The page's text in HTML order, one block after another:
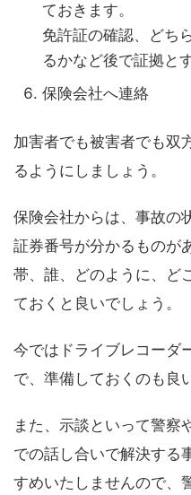
ておきます。
免許証の確認、どち
るかなど後で証拠と
保険会社へ連絡
加害者でも被害者でも双
るようにしましょう。
保険会社からは、事故の
証券番号が分かるものが
帯、誰、どのように、ど
ておくと良いでしょう。
今ではドライブレコーダ
で、準備しておくのも良
また、示談といって警察
での話し合いで解決する
すめいたしませんので、